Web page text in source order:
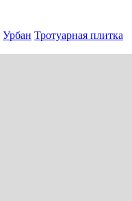
Урбан Тротуарная плитка